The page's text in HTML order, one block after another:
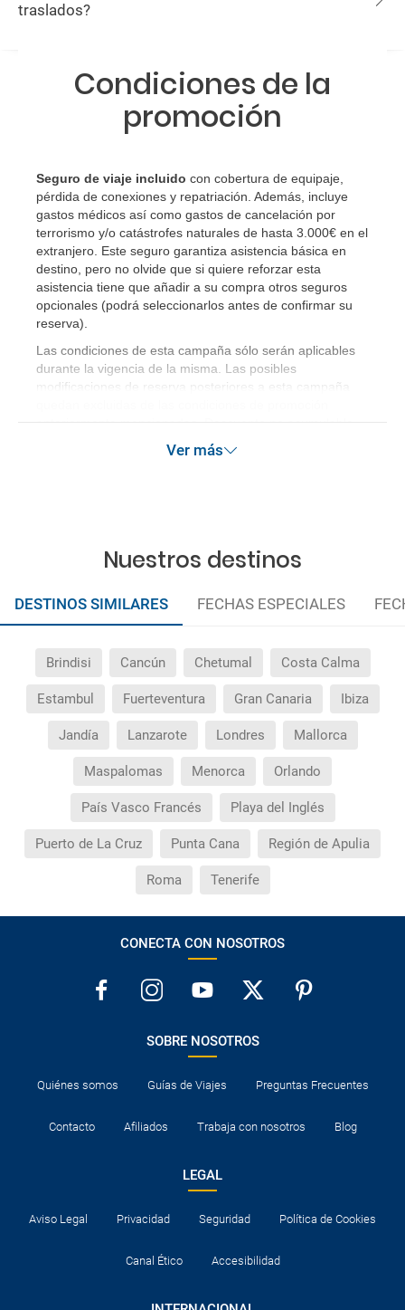
traslados?
Condiciones de la
promoción
Seguro de viaje incluido con cobertura de equipaje,
pérdida de conexiones y repatriación. Además, incluye
gastos médicos así como gastos de cancelación por
terrorismo y/o catástrofes naturales de hasta 3.000€ en el
extranjero. Este seguro garantiza asistencia básica en
destino, pero no olvide que si quiere reforzar esta
asistencia tiene que añadir a su compra otros seguros
opcionales (podrá seleccionarlos antes de confirmar su
reserva).
Las condiciones de esta campaña sólo serán aplicables
durante la vigencia de la misma. Las posibles
modificaciones de reserva posteriores a esta campaña
Ver más
Nuestros destinos
DESTINOS SIMILARES FECHAS ESPECIALES
Brindisi Cancún Chetumal Costa Calma
Estambul Fuerteventura Gran Canaria Ibiza
Jandía Lanzarote Londres Mallorca
Maspalomas Menorca Orlando
País Vasco Francés Playa del Inglés
Puerto de La Cruz Punta Cana Región de Apulia
Roma Tenerife
CONECTA CON NOSOTROS
SOBRE NOSOTROS
Quiénes somos Guías de Viajes Preguntas Frecuentes
Contacto Afiliados Trabaja con nosotros Blog
LEGAL
Aviso Legal Privacidad Seguridad Política de Cookies
Canal Ético Accesibilidad